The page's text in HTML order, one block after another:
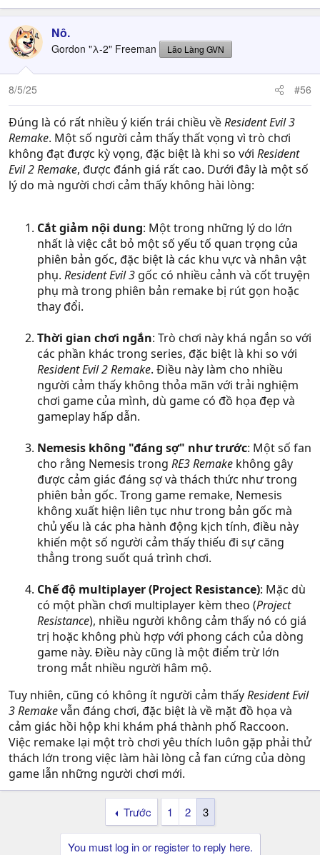
Nô.
Gordon "λ-2" Freeman Lão Làng GVN
8/5/25 #56
Đúng là có rất nhiều ý kiến trái chiều vềResident Evil 3
Remake. Một số người cảm thấy thất vọng vì trò chơi
không đạt được kỳ vọng, đặc biệt là khi so với Resident
Evil 2 Remake, được đánh giá rất cao. Dưới đây là một số
lý do mà người chơi cảm thấy không hài lòng:
Cắt giảm nội dung: Một trong những lý do lớn
nhất là việc cắt bỏ một số yếu tố quan trọng của
phiên bản gốc, đặc biệt là các khu vực và nhân vật
phụ. Resident Evil 3 gốc có nhiều cảnh và cốt truyện
phụ mà trong phiên bản remake bị rút gọn hoặc
thay đổi.
Thời gian chơi ngắn: Trò chơi này khá ngắn so với
các phần khác trong series, đặc biệt là khi so với
Resident Evil 2 Remake. Điều này làm cho nhiều
người cảm thấy không thỏa mãn với trải nghiệm
chơi game của mình, dù game có đồ họa đẹp và
gameplay hấp dẫn.
Nemesis không "đáng sợ" như trước: Một số fan
cho rằng Nemesis trong RE3 Remake không gây
được cảm giác đáng sợ và thách thức như trong
phiên bản gốc. Trong game remake, Nemesis
không xuất hiện liên tục như trong bản gốc mà
chủ yếu là các pha hành động kịch tính, điều này
khiến một số người cảm thấy thiếu đi sự căng
thẳng trong suốt quá trình chơi.
Chế độ multiplayer (Project Resistance): Mặc dù
có một phần chơi multiplayer kèm theo (Project
Resistance), nhiều người không cảm thấy nó có giá
trị hoặc không phù hợp với phong cách của dòng
game này. Điều này cũng là một điểm trừ lớn
trong mắt nhiều người hâm mộ.
Tuy nhiên, cũng có không ít người cảm thấyResident Evil
3 Remakevẫn đáng chơi, đặc biệt là về mặt đồ họa và
cảm giác hồi hộp khi khám phá thành phố Raccoon.
Việc remake lại một trò chơi yêu thích luôn gặp phải thử
thách lớn trong việc làm hài lòng cả fan cứng của dòng
game lẫn những người chơi mới.
Trước 1 2 3
You must log in or register to reply here.